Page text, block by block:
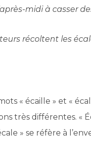
midi à casser
récoltent les
« écaille » et «
très différentes. «
» se réfère à